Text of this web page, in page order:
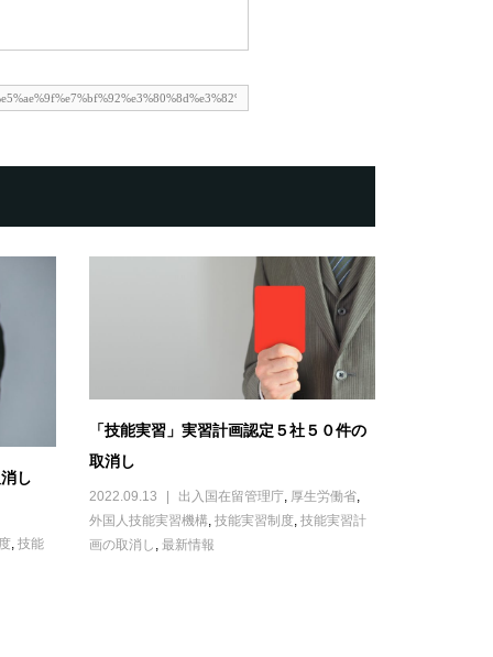
消し
, 技能
「技能実習」実習計画認定５社５０件の
取消し
2022.09.13 出入国在留管理庁 厚生労働省
外国人技能実習機構 技能実習制度 技能実習計
画の取消し 最新情報